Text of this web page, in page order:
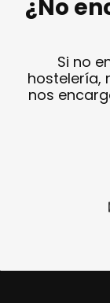
¿No
Si no
hostelería,
nos